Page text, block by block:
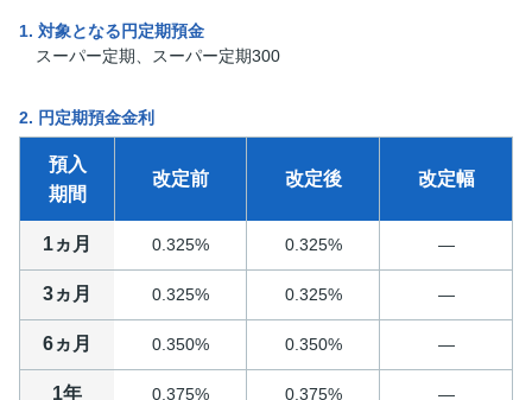
1. 対象となる円定期預金
スーパー定期、スーパー定期300
2. 円定期預金金利
預入
期間
改定前 改定後 改定幅
1ヵ月 0.325% 0.325% ―
3ヵ月 0.325% 0.325% ―
6ヵ月 0.350% 0.350% ―
1年 0.375% 0.375% ―